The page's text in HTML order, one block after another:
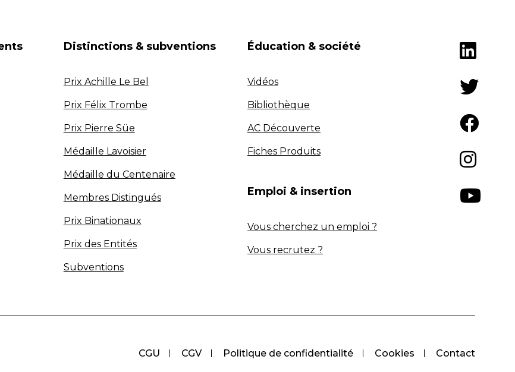
Distinctions & subventions
Prix Achille Le Bel
Prix Félix Trombe
Prix Pierre Süe
Médaille Lavoisier
Médaille du Centenaire
Membres Distingués
Prix Binationaux
Prix des Entités
Subventions
Éducation & société
Vidéos
Bibliothèque
AC Découverte
Fiches Produits
Emploi & insertion
Vous cherchez un emploi ?
Vous recrutez ?
CGU CGV Politique de confidentialité Cookies Contact